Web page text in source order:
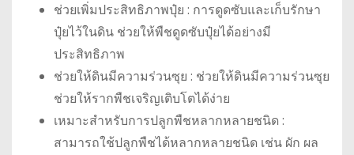
ช่วยเพิ่มประสิทธิภาพปุ๋ย : การดูดซับและเก็บรักษา
ปุ๋ยไว้ในดิน ช่วยให้พืชดูดซับปุ๋ยได้อย่างมี
ประสิทธิภาพ
ช่วยให้ดินมีความร่วนซุย : ช่วยให้ดินมีความร่วนซุย
ช่วยให้รากพืชเจริญเติบโตได้ง่าย
เหมาะสำหรับการปลูกพืชหลากหลายชนิด :
สามารถใช้ปลูกพืชได้หลากหลายชนิด เช่น ผัก ผล